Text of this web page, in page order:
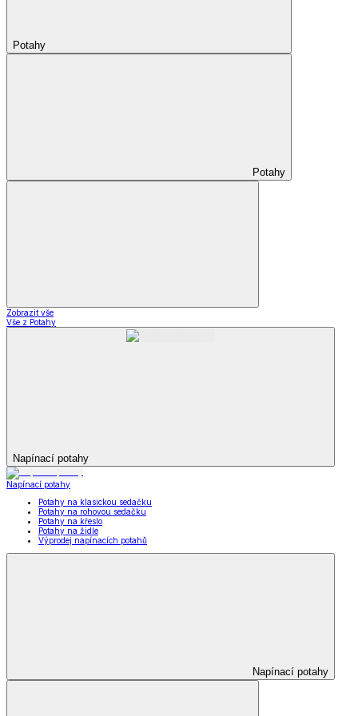
Potahy
Potahy
Zobrazit vše
Vše z Potahy
Napínací potahy
Napínací potahy
Potahy na klasickou sedačku
Potahy na rohovou sedačku
Potahy na křeslo
Potahy na židle
Výprodej napínacích potahů
Napínací potahy